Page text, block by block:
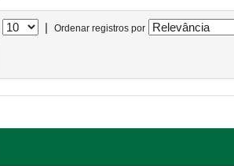
| Ordenar registros por